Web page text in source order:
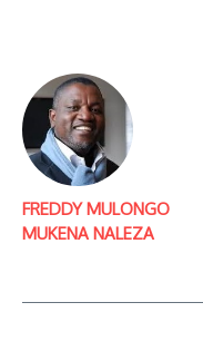
FREDDY MULONGO
MUKENA NALEZA